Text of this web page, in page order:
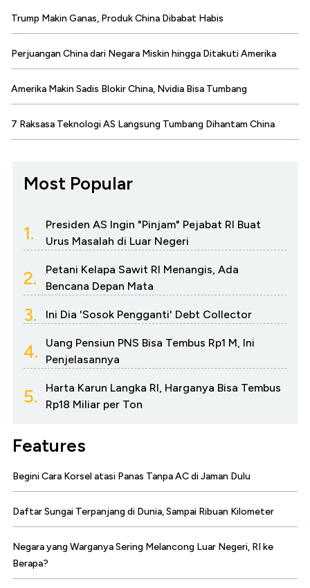
Trump Makin Ganas, Produk China Dibabat Habis
Perjuangan China dari Negara Miskin hingga Ditakuti Amerika
Amerika Makin Sadis Blokir China, Nvidia Bisa Tumbang
7 Raksasa Teknologi AS Langsung Tumbang Dihantam China
Most Popular
1.
Presiden AS Ingin "Pinjam" Pejabat RI Buat
Urus Masalah di Luar Negeri
2.
Petani Kelapa Sawit RI Menangis, Ada
Bencana Depan Mata
3. Ini Dia 'Sosok Pengganti' Debt Collector
4.
Uang Pensiun PNS Bisa Tembus Rp1 M, Ini
Penjelasannya
5.
Harta Karun Langka RI, Harganya Bisa Tembus
Rp18 Miliar per Ton
Features
Begini Cara Korsel atasi Panas Tanpa AC di Jaman Dulu
Daftar Sungai Terpanjang di Dunia, Sampai Ribuan Kilometer
Negara yang Warganya Sering Melancong Luar Negeri, RI ke
Berapa?